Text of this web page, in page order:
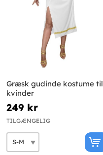
Græsk gudinde kostume til
kvinder
249 kr
TILGÆNGELIG